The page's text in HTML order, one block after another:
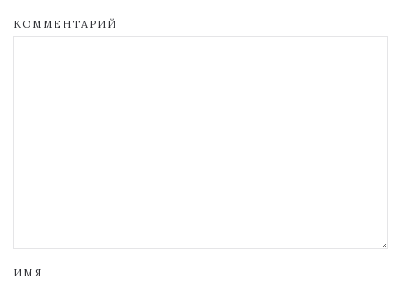
КОММЕНТАРИЙ
ИМЯ